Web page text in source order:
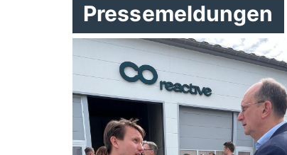
Pressemeldungen